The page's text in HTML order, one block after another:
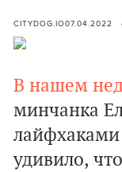
CITYDOG.IO07.04.2022
В нашем
минчанка
удивило,